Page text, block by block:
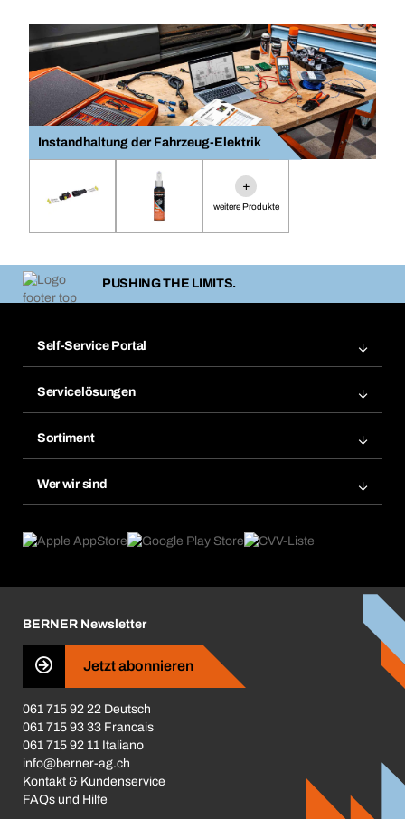
Instandhaltung der Fahrzeug-Elektrik
+
weitere Produkte
PUSHING THE LIMITS.
Self-Service Portal
Merklisten
Nachbestellung
Dauerauftrag
Servicelösungen
Gefahrenstoffdatenbank
eProcurement
Produktfinder
Sortiment
Wer wir sind
Was uns antreibt
Business Conduct
BERNER Newsletter
Jetzt abonnieren
061 715 92 22 Deutsch
061 715 93 33 Francais
061 715 92 11 Italiano
info@berner-ag.ch
Kontakt & Kundenservice
FAQs und Hilfe